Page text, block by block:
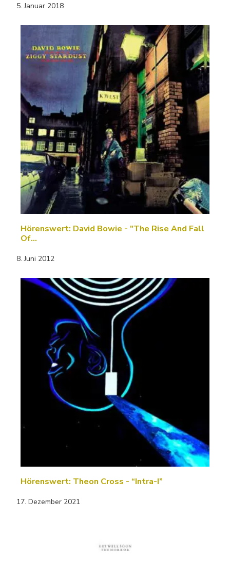
5. Januar 2018
Hörenswert: David Bowie - "The Rise And Fall
Of…
8. Juni 2012
Hörenswert: Theon Cross - “Intra-I”
17. Dezember 2021